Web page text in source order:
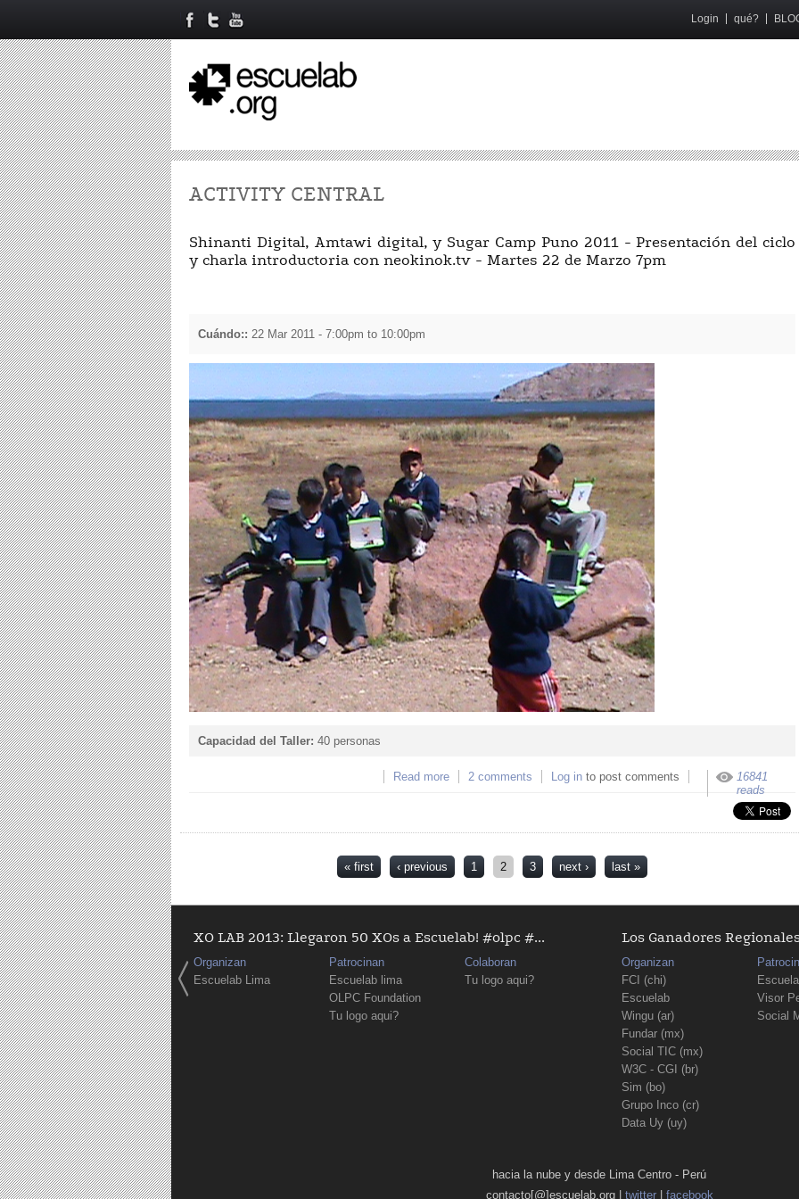
Login qué?
ACTIVITY CENTRAL
Shinanti Digital, Amtawi digital, y Sugar Camp Puno 2011 - Presentación del ciclo
y charla introductoria con neokinok.tv - Martes 22 de Marzo 7pm
Cuándo:: 22 Mar 2011 - 7:00pm to 10:00pm
Capacidad del Taller: 40 personas
Read more about Shinanti Digital, Amtawi digital, y Sugar Camp Puno 2011
Presentación del ciclo y charla introductoria con neokinok.tv
2 comments Log in to post comments
16841
reads
« first ‹ previous 1 2 3 next › last »
XO LAB 2013: Llegaron 50 XOs a Escuelab! #olpc #...
Organizan
Escuelab Lima
Patrocinan
Escuelab lima
OLPC Foundation
Tu logo aqui?
Colaboran
Tu logo aqui?
Los Ganadores
Organizan
FCI (chi)
Escuelab
Wingu (ar)
Fundar (mx)
Social TIC (mx)
W3C - CGI (br)
Sim (bo)
Grupo Inco (cr)
Data Uy (uy)
Visor
Social
hacia la nube y desde Lima Centro - Perú
contacto[@]escuelab.org | twitter| facebook